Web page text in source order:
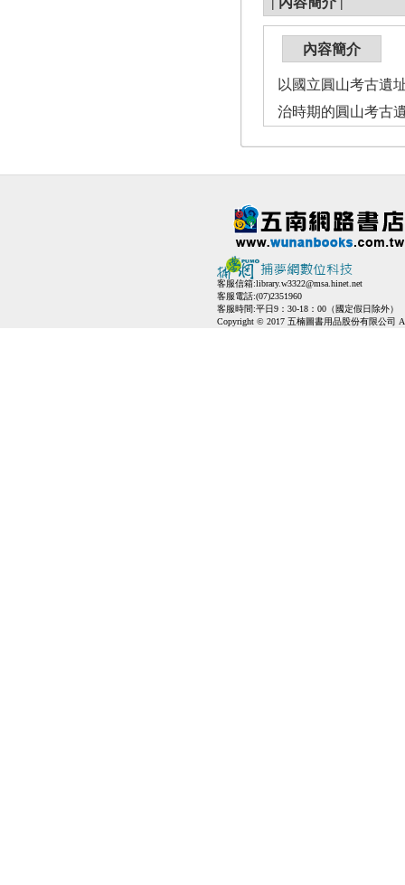
內容簡介
以國立圓山考古遺
治時期的圓山考古
客服信箱:library.w3322@msa.hinet.net
客服電話:(07)2351960
客服時間:平日9：30-18：00（國定假日除外）
Copyright © 2017 五楠圖書用品股份有限公司